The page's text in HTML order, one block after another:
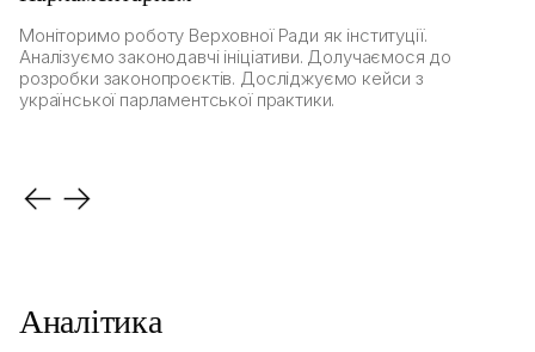
Моніторимо роботу Верховної Ради як інституції.
Аналізуємо законодавчі ініціативи. Долучаємося до
розробки законопроєктів. Досліджуємо кейси з
української парламентської практики.
Аналітика